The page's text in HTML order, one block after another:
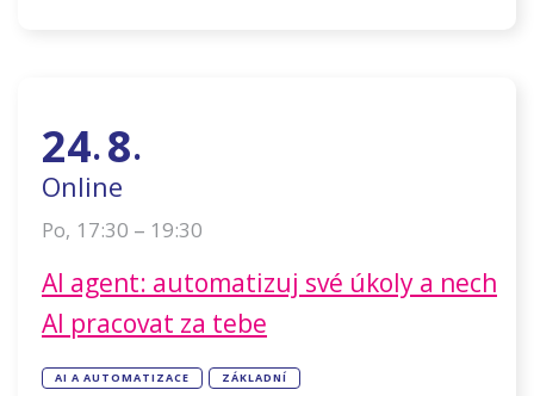
24.8.
Online
Po, 17:30 – 19:30
AI agent: automatizuj své úkoly a nech
AI pracovat za tebe
AI A AUTOMATIZACE ZÁKLADNÍ